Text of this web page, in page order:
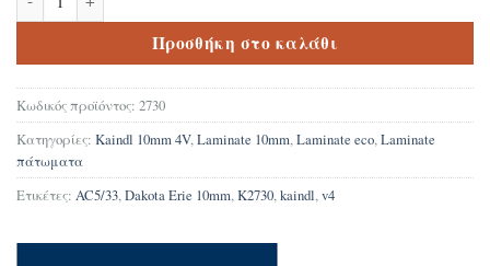
Προσθήκη στο καλάθι
Κωδικός προϊόντος: 2730
Κατηγορίες: Kaindl 10mm 4V,Laminate 10mm,Laminate eco,Laminate
πάτωματα
Ετικέτες: AC5/33,Dakota Erie 10mm,K2730,kaindl,v4